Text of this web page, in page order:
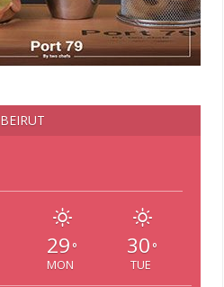
BEIRUT
29 °
MON
30 °
TUE